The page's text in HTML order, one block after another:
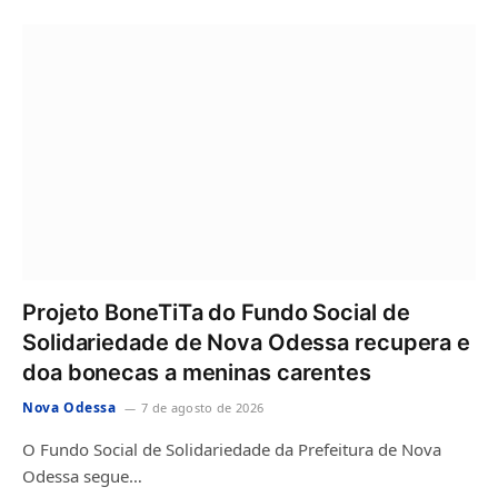
Projeto BoneTiTa do Fundo Social de
Solidariedade de Nova Odessa recupera e
doa bonecas a meninas carentes
Nova Odessa 7 de agosto de 2026
O Fundo Social de Solidariedade da Prefeitura de Nova
Odessa segue…